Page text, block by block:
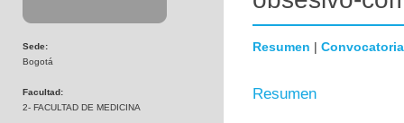
Sede:
Bogotá
Facultad:
2- FACULTAD DE MEDICINA
Resumen | Convocatoria
Resumen